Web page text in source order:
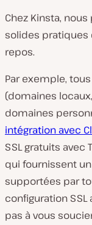
Chez Kinsta,
solides pratiques
repos.
Par exemple,
(domaines
domaines
intégration avec
SSL gratuits avec
qui fournissent
supportées par
configuration SSL
pas à vous